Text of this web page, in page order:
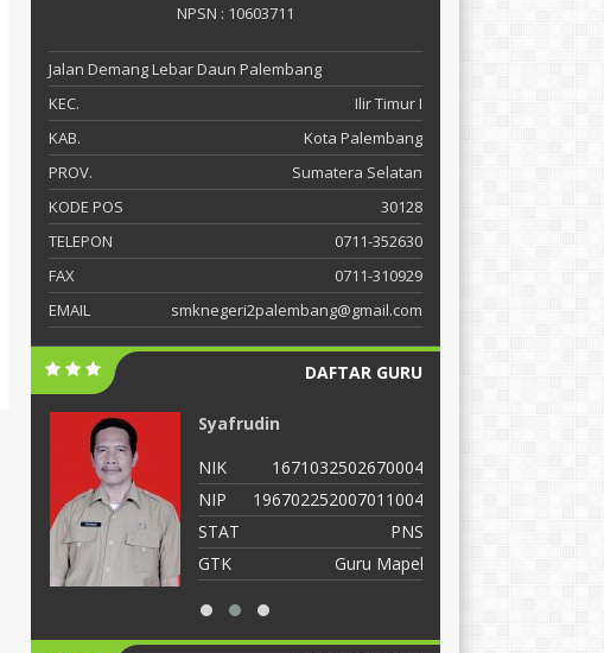
NPSN : 10603711
Jalan Demang Lebar Daun Palembang
KEC.
Ilir Timur I
KAB.
Kota Palembang
PROV.
Sumatera Selatan
KODE POS
30128
TELEPON
0711-352630
FAX
0711-310929
EMAIL
smknegeri2palembang@gmail.com
DAFTAR GURU
Syafrudin
NIK
1671032502670004
NIP
196702252007011004
STAT
PNS
GTK
Guru Mapel